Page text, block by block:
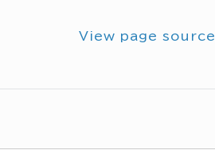
View page source